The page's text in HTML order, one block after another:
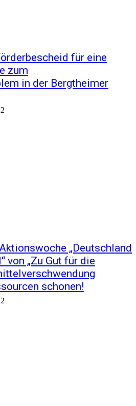
für eine
zum
in der Bergtheimer
„Deutschland
von „Zu Gut für die
schonen!